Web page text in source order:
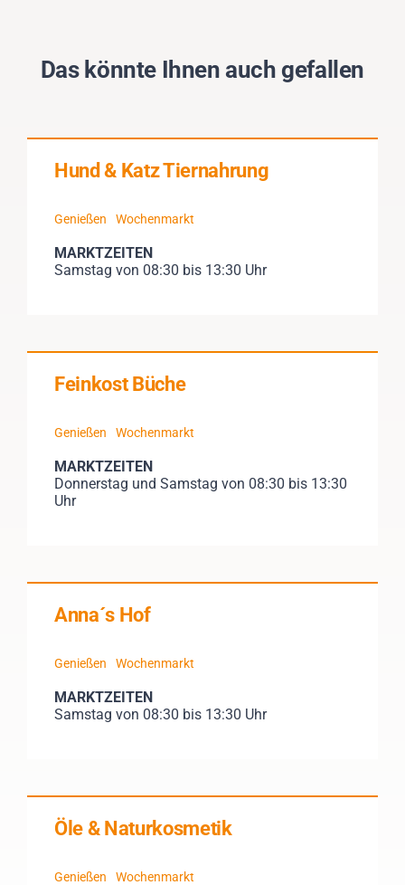
Das könnte Ihnen auch gefallen
Hund & Katz Tiernahrung
Genießen Wochenmarkt
MARKTZEITEN
Samstag von 08:30 bis 13:30 Uhr
Feinkost Büche
Genießen Wochenmarkt
MARKTZEITEN
Donnerstag und Samstag von 08:30 bis 13:30
Uhr
Anna´s Hof
Genießen Wochenmarkt
MARKTZEITEN
Samstag von 08:30 bis 13:30 Uhr
Öle & Naturkosmetik
Genießen Wochenmarkt